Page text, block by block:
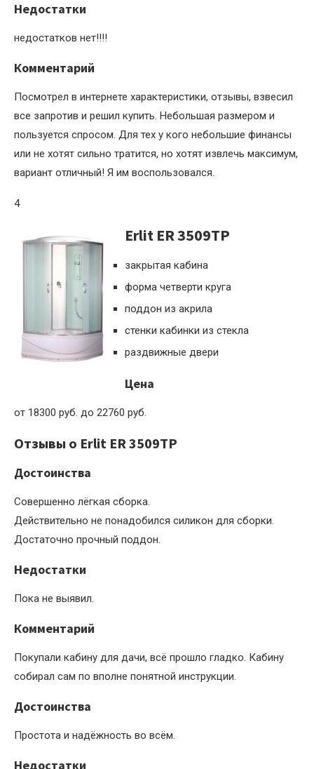
Недостатки
недостатков нет!!!!
Комментарий
Посмотрел в интернете характеристики, отзывы, взвесил
все запротив и решил купить. Небольшая размером и
пользуется спросом. Для тех у кого небольшие финансы
или не хотят сильно тратится, но хотят извлечь максимум,
вариант отличный! Я им воспользовался.
4
Erlit ER 3509ТP
закрытая кабина
форма четверти круга
поддон из акрила
стенки кабинки из стекла
раздвижные двери
Цена
от 18300 руб. до 22760 руб.
Отзывы о Erlit ER 3509ТP
Достоинства
Совершенно лёгкая сборка.
Действительно не понадобился силикон для сборки.
Достаточно прочный поддон.
Недостатки
Пока не выявил.
Комментарий
Покупали кабину для дачи, всё прошло гладко. Кабину
собирал сам по вполне понятной инструкции.
Достоинства
Простота и надёжность во всём.
Недостатки